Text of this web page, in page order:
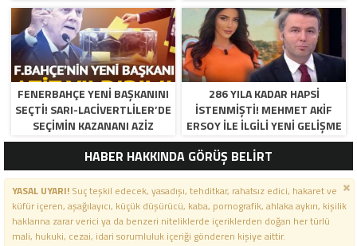
FENERBAHÇE YENI BAŞKANINI
SEÇTI! SARI-LACIVERTLILER’DE
SEÇIMIN KAZANANI AZIZ
YILDIRIM OLDU
286 YILA KADAR HAPSI
ISTENMIŞTI! MEHMET AKIF
ERSOY ILE ILGILI YENI GELIŞME
HABER HAKKINDA GÖRÜŞ BELİRT
YASAL UYARI!Suç teşkil edecek, yasadışı, tehditkar, rahatsız edici, hakaret ve
küfür içeren, aşağılayıcı, küçük düşürücü, kaba, pornografik, ahlaka aykırı, kişilik
haklarına zarar verici ya da benzeri niteliklerde içeriklerden doğan her türlü
mali, hukuki, cezai, idari sorumluluk içeriği gönderen kişiye aittir.